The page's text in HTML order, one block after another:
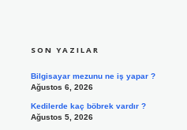
SON YAZILAR
Bilgisayar mezunu ne iş yapar ?
Ağustos 6, 2026
Kedilerde kaç böbrek vardır ?
Ağustos 5, 2026